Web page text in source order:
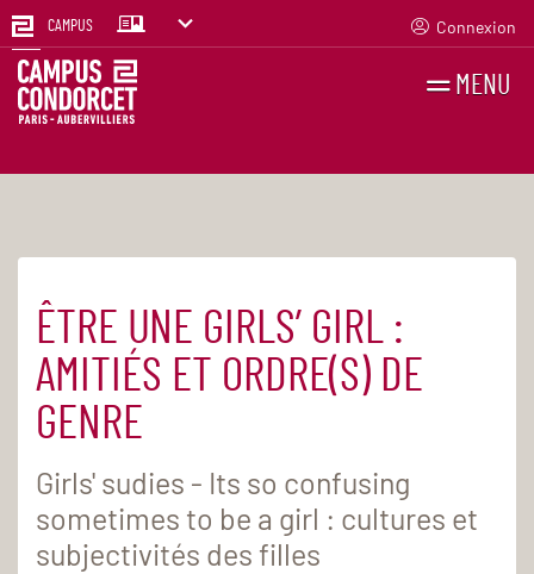
CAMPUS Connexion
MENU
Accueil Agenda
ÊTRE UNE GIRLS’ GIRL :
AMITIÉS ET ORDRE(S) DE
GENRE
Girls' sudies - Its so confusing
sometimes to be a girl : cultures et
subjectivités des filles